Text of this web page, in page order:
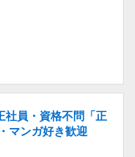
社員・資格不問「正
マンガ好き歓迎